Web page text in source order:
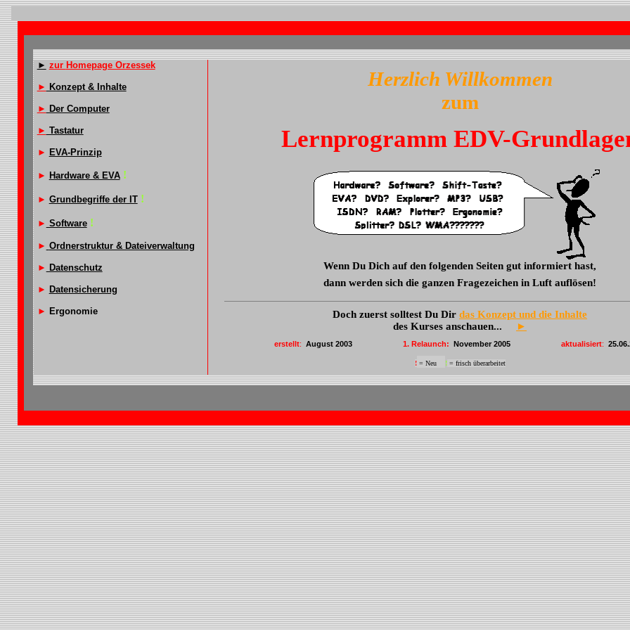
► zur Homepage Orzessek
► Konzept & Inhalte
► Der Computer
► Tastatur
► EVA-Prinzip
► Hardware & EVA !
► Grundbegriffe der IT !
► Software !
► Ordnerstruktur & Dateiverwaltung
► Datenschutz
► Datensicherung
► Ergonomie
Herzlich Willkommen
zum
Lernprogramm EDV-
Wenn Du Dich auf den folgenden Seiten gut informiert hast,
dann werden sich die ganzen Fragezeichen in Luft auflösen!
Doch zuerst solltest Du Dir das Konzept und die Inhalte
des Kurses anschauen...
►
erstellt: August 2003 1. Relaunch: November 2005 aktualisiert:
!= Neu ! = frisch überarbeitet